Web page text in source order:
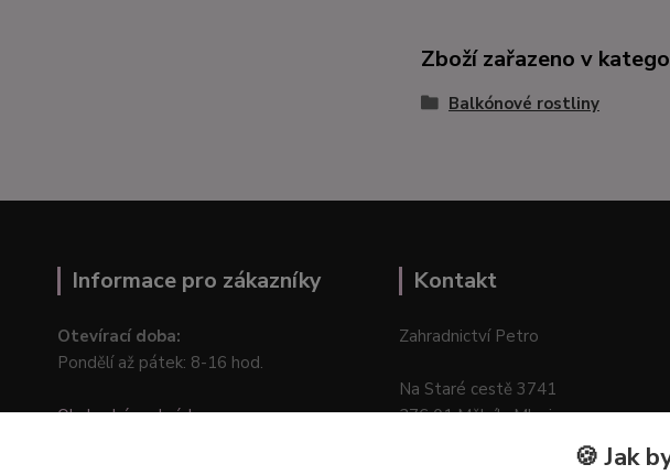
Zboží zařazeno v
Balkónové rostliny
Informace pro zákazníky
Otevírací doba:
Pondělí až pátek: 8-16 hod.
Obchodní podmínky
Kontakt
Zahradnictví Petro
Na Staré cestě 3741
276 01 Mělník–Mlazice
🍪 Jak